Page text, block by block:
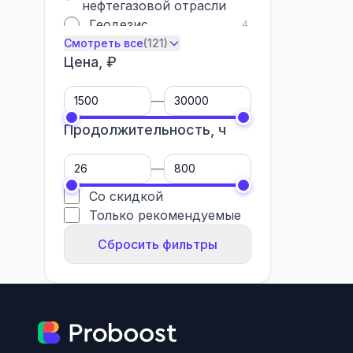
нефтегазовой отрасли
Геодезис 4
Смотреть все(121)
Цена, ₽
—
Продолжительность, ч
—
Со скидкой
Только рекомендуемые
Сбросить фильтры